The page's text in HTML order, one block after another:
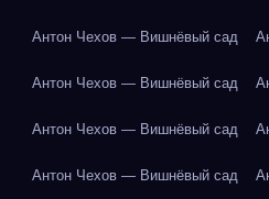
Антон Чехов — Вишнёвый сад
Антон Чехов — Вишнёвый сад
Антон Чехов — Вишнёвый сад
Антон Чехов — Вишнёвый сад